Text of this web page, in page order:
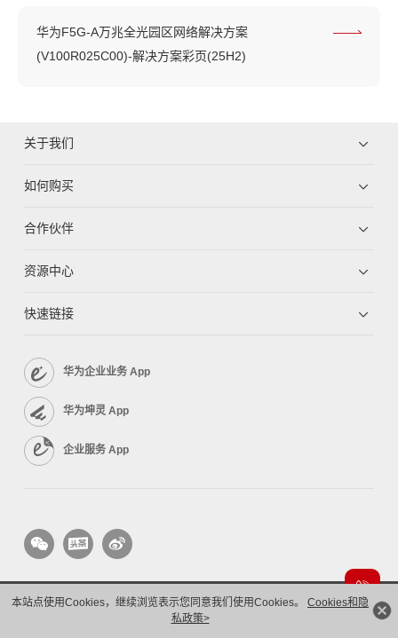
本站点使用Cookies，继续浏览表示您同意我们使用Cookies。 Cookies和隐
私政策>
华为F5G-A万兆全光园区网络解决方案
(V100R025C00)-解决方案彩页(25H2)
关于我们
如何购买
合作伙伴
资源中心
快速链接
华为企业业务 App
华为坤灵 App
企业服务 App
版权所有 © 华为技术有限公司 1998-2026。 保留一切权利。粤A2-20044005号
隐私保护
法律声明